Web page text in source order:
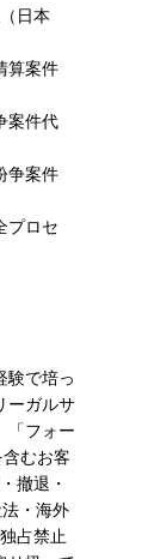
日本
算案件
案件代
争案件
プロセ
験で培っ
ーガルサ
「フォー
むお客
撤退・
・海外
占禁止